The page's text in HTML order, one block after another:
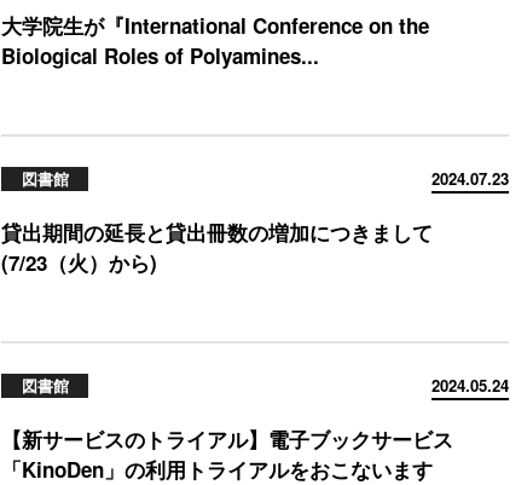
大学院生が『International Conference on the
Biological Roles of Polyamines...
2024.07.23
図書館
貸出期間の延長と貸出冊数の増加につきまして
(7/23（火）から)
2024.05.24
図書館
【新サービスのトライアル】電子ブックサービス
「KinoDen」の利用トライアルをおこないます